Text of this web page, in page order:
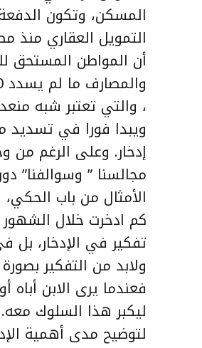
التمويل العقاري
أن المواطن المستحق
، والتي تعتبر شبه
ويبدا فورا في تسديد
إدخار. وعلى الرغم من
مجالسنا ”
الأمثال من باب
كم ادخرت خلال الشهور
تفكير في الإدخار، بل
ولابد من التفكير
فعندما يرى الابن
ليكبر هذا السلوك
لتوضيح مدى أهمية